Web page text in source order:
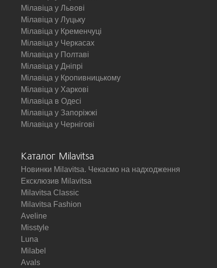
Мілавіца у Львові
Мілавіца у Луцьку
Мілавіца у Кременчуці
Мілавіца у Черкасах
Мілавіца у Полтаві
Мілавіца у Дніпрі
Мілавіца у Кропивницькому
Мілавіца у Харкові
Мілавіца в Одесі
Мілавіца у Запоріжжі
Мілавіца у Чернігові
Каталог Milavitsa
Новинки Milavitsa. Чекаємо на надходження
Ексклюзив Milavitsa
Milavitsa Classic
Milavitsa Fashion
Aveline
Misstyle
Luna
Milabel
Avals